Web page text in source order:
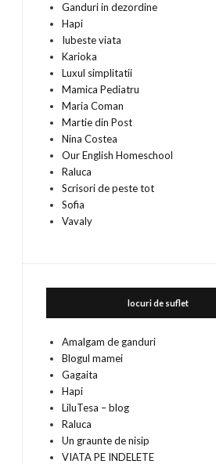
Ganduri in dezordine
Hapi
Iubeste viata
Karioka
Luxul simplitatii
Mamica Pediatru
Maria Coman
Martie din Post
Nina Costea
Our English Homeschool
Raluca
Scrisori de peste tot
Sofia
Vavaly
locuri de suflet
Amalgam de ganduri
Blogul mamei
Gagaita
Hapi
LiluTesa – blog
Raluca
Un graunte de nisip
VIATA PE INDELETE